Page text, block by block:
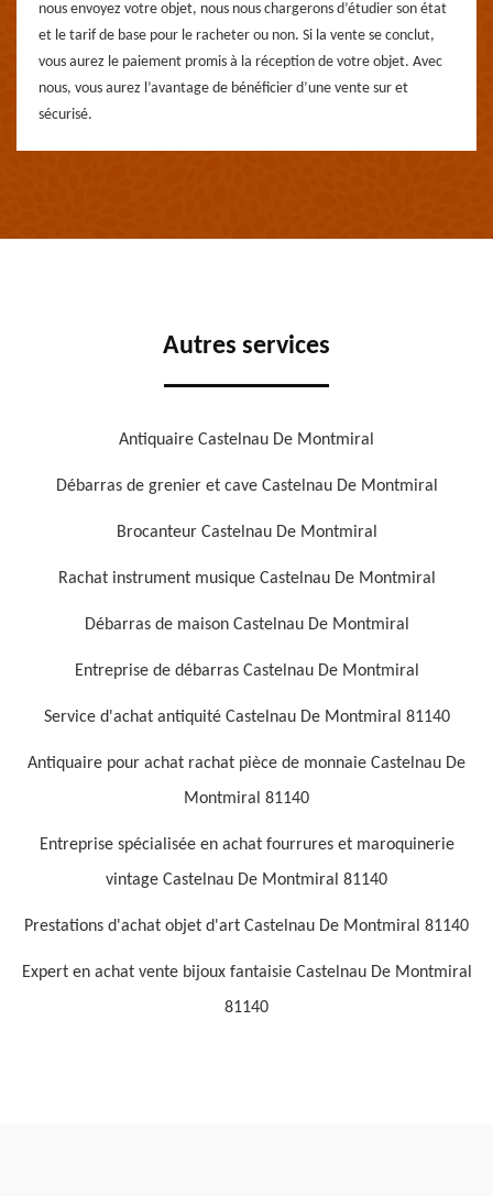
nous envoyez votre objet, nous nous chargerons d’étudier son état
et le tarif de base pour le racheter ou non. Si la vente se conclut,
vous aurez le paiement promis à la réception de votre objet. Avec
nous, vous aurez l’avantage de bénéficier d’une vente sur et
sécurisé.
Autres services
Antiquaire Castelnau De Montmiral
Débarras de grenier et cave Castelnau De Montmiral
Brocanteur Castelnau De Montmiral
Rachat instrument musique Castelnau De Montmiral
Débarras de maison Castelnau De Montmiral
Entreprise de débarras Castelnau De Montmiral
Service d'achat antiquité Castelnau De Montmiral 81140
Antiquaire pour achat rachat pièce de monnaie Castelnau De
Montmiral 81140
Entreprise spécialisée en achat fourrures et maroquinerie
vintage Castelnau De Montmiral 81140
Prestations d'achat objet d'art Castelnau De Montmiral 81140
Expert en achat vente bijoux fantaisie Castelnau De Montmiral
81140